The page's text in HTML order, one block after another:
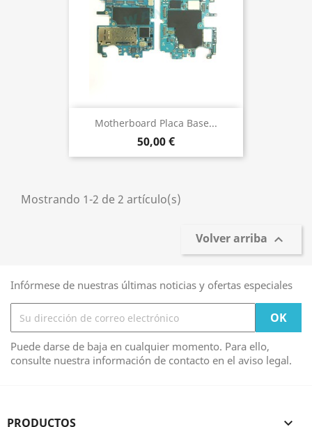
Motherboard Placa Base...
50,00 €
Mostrando 1-2 de 2 artículo(s)
Volver arriba 
Infórmese de nuestras últimas noticias y ofertas especiales
Puede darse de baja en cualquier momento. Para ello,
consulte nuestra información de contacto en el aviso legal.
PRODUCTOS 